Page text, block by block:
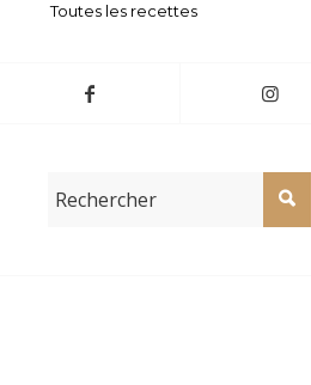
Toutes les recettes